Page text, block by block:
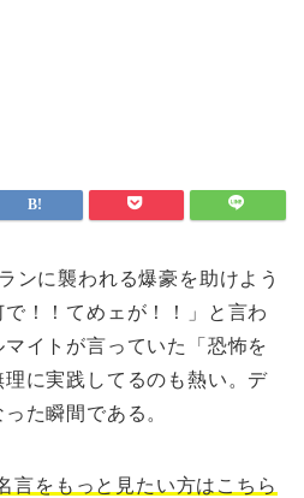
ンに襲われる爆豪を助けよう
！！てめェが！！」と言わ
イトが言っていた「恐怖を
に実践してるのも熱い。デ
た瞬間である。
言をもっと見たい方はこちら